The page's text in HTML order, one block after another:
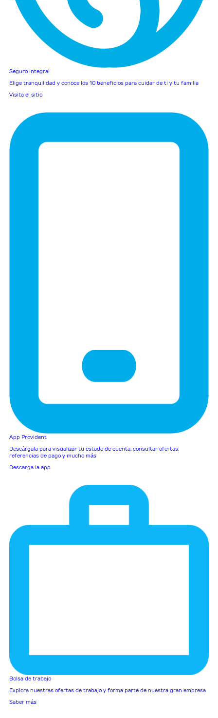
Seguro Integral
Elige tranquilidad y conoce los 10 beneficios para cuidar de ti y tu familia
Visita el sitio
App Provident
Descárgala para visualizar tu estado de cuenta, consultar ofertas,
referencias de pago y mucho más
Descarga la app
Bolsa de trabajo
Explora nuestras ofertas de trabajo y forma parte de nuestra gran empresa
Saber más